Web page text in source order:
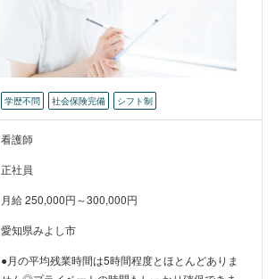
学歴不問 社会保険完備 シフト制
看護師
正社員
月給 250,000円～300,000円
愛知県みよし市
●月の平均残業時間は5時間程度とほとんどありま